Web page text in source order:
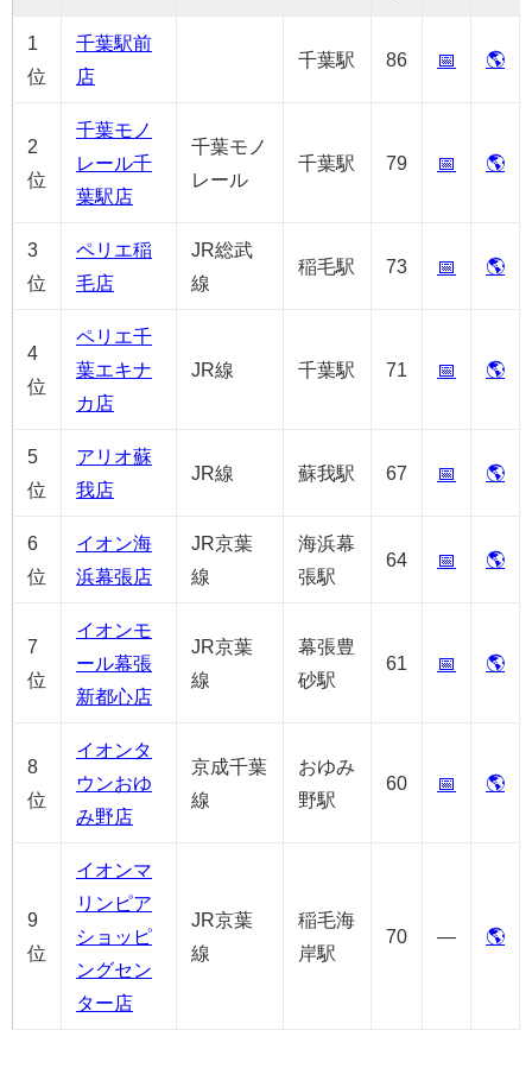
1
位
千葉駅前
店
千葉駅 86 📅 🌎
2
位
千葉モノ
レール千
葉駅店
千葉モノ
レール
千葉駅 79 📅 🌎
3
位
ペリエ稲
毛店
JR総武
線
稲毛駅 73 📅 🌎
4
位
ペリエ千
葉エキナ
カ店
JR線 千葉駅 71 📅 🌎
5
位
アリオ蘇
我店
JR線 蘇我駅 67 📅 🌎
6
位
イオン海
浜幕張店
JR京葉
線
海浜幕
張駅
64 📅 🌎
7
位
イオンモ
ール幕張
新都心店
JR京葉
線
幕張豊
砂駅
61 📅 🌎
8
位
イオンタ
ウンおゆ
み野店
京成千葉
線
おゆみ
野駅
60 📅 🌎
9
位
イオンマ
リンピア
ショッピ
ングセン
ター店
JR京葉
線
稲毛海
岸駅
70 — 🌎